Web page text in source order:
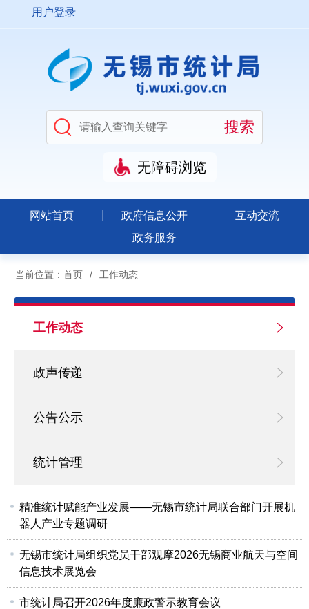
用户登录
无障碍浏览
网站首页 政府信息公开
互动交流
政务服务
当前位置： 首页 / 工作动态
工作动态
政声传递
公告公示
统计管理
精准统计赋能产业发展——无锡市统计局联合部门开展机
器人产业专题调研
无锡市统计局组织党员干部观摩2026无锡商业航天与空间
信息技术展览会
市统计局召开2026年度廉政警示教育会议